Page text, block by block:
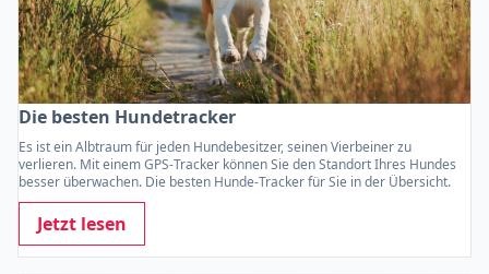
Die besten Hundetracker
Es ist ein Albtraum für jeden Hundebesitzer, seinen Vierbeiner zu
verlieren. Mit einem GPS-Tracker können Sie den Standort Ihres Hundes
besser überwachen. Die besten Hunde-Tracker für Sie in der Übersicht.
Jetzt lesen